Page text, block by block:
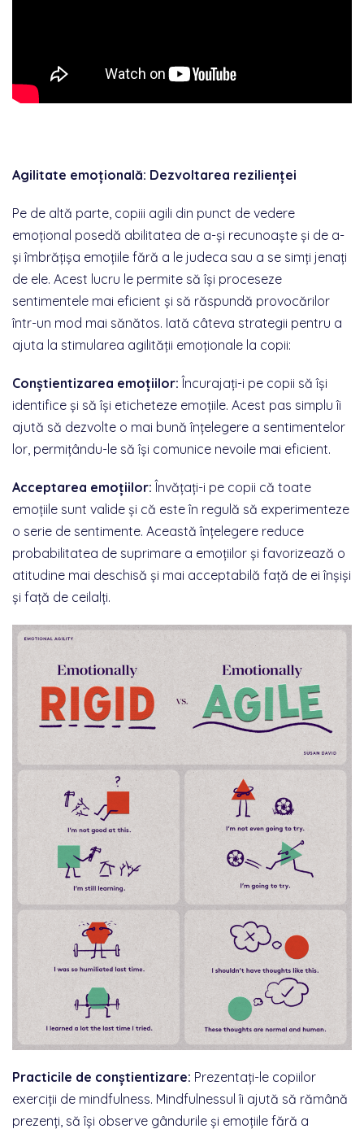
Agilitate emoțională: Dezvoltarea rezilienței
Pe de altă parte, copiii agili din punct de vedere
emoțional posedă abilitatea de a-și recunoaște și de a-
și îmbrățișa emoțiile fără a le judeca sau a se simți jenați
de ele. Acest lucru le permite să își proceseze
sentimentele mai eficient și să răspundă provocărilor
într-un mod mai sănătos. Iată câteva strategii pentru a
ajuta la stimularea agilității emoționale la copii:
Conștientizarea emoțiilor: Încurajați-i pe copii să își
identifice și să își eticheteze emoțiile. Acest pas simplu îi
ajută să dezvolte o mai bună înțelegere a sentimentelor
lor, permițându-le să își comunice nevoile mai eficient.
Acceptarea emoțiilor: Învățați-i pe copii că toate
emoțiile sunt valide și că este în regulă să experimenteze
o serie de sentimente. Această înțelegere reduce
probabilitatea de suprimare a emoțiilor și favorizează o
atitudine mai deschisă și mai acceptabilă față de ei înșiși
și față de ceilalți.
Practicile de conștientizare: Prezentați-le copiilor
exerciții de mindfulness. Mindfulnessul îi ajută să rămână
prezenți, să își observe gândurile și emoțiile fără a